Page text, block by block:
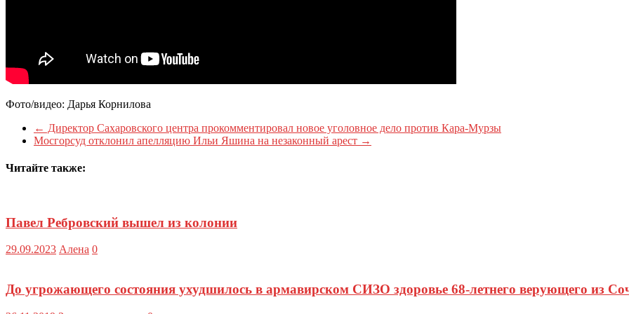
Фото/видео: Дарья Корнилова
← Директор Сахаровского центра прокомментировал новое уголовное дело против Кара-Мурзы
Мосгорсуд отклонил апелляцию Ильи Яшина на незаконный арест →
Читайте также:
Павел Ребровский вышел из колонии
29.09.2023 Алена 0
До угрожающего состояния ухудшилось в армавирском СИЗО здоровье 68-летнего верующего из